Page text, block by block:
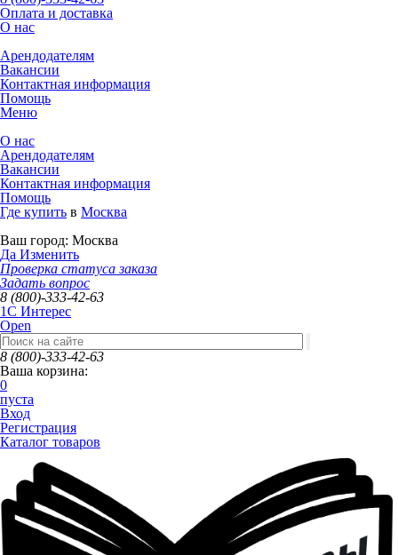
Оплата и доставка
О нас
Арендодателям
Вакансии
Контактная информация
Помощь
Меню
О нас
Арендодателям
Вакансии
Контактная информация
Помощь
Где купить в Москва
Ваш город: Москва
Да Изменить
Проверка статуса заказа
Задать вопрос
8 (800)-333-42-63
1C Интерес
Open
8 (800)-333-42-63
Ваша корзина:
0
пуста
Вход
Регистрация
Каталог товаров